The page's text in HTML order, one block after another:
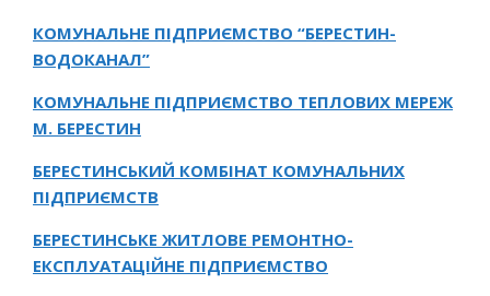
КОМУНАЛЬНЕ ПІДПРИЄМСТВО “БЕРЕСТИН-
ВОДОКАНАЛ”
КОМУНАЛЬНЕ ПІДПРИЄМСТВО ТЕПЛОВИХ МЕРЕЖ
М. БЕРЕСТИН
БЕРЕСТИНСЬКИЙ КОМБІНАТ КОМУНАЛЬНИХ
ПІДПРИЄМСТВ
БЕРЕСТИНСЬКЕ ЖИТЛОВЕ РЕМОНТНО-
ЕКСПЛУАТАЦІЙНЕ ПІДПРИЄМСТВО